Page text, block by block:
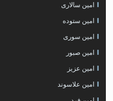
امین سالاری
امین ستوده
امین سوری
امین صبور
امین عزیز
امین علاسوند